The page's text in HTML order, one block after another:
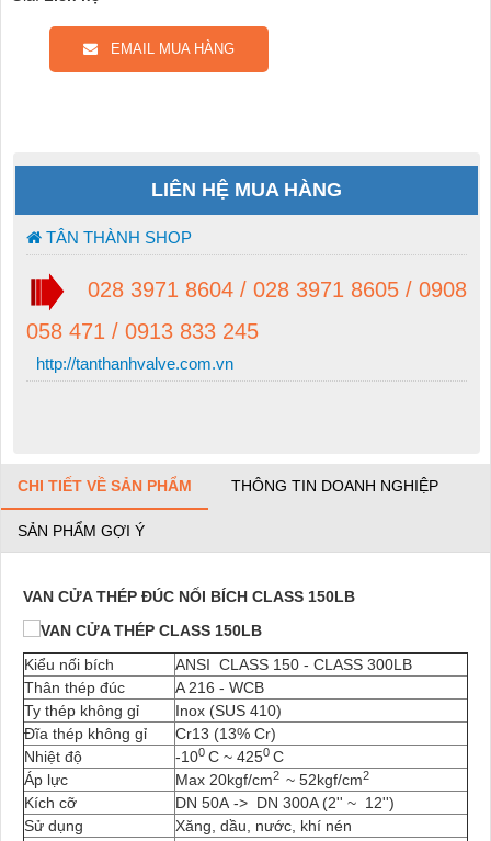
EMAIL MUA HÀNG
LIÊN HỆ MUA HÀNG
TÂN THÀNH SHOP
028 3971 8604 / 028 3971 8605 / 0908
058 471 / 0913 833 245
http://tanthanhvalve.com.vn
CHI TIẾT VỀ SẢN PHẨM THÔNG TIN DOANH NGHIỆP
SẢN PHẨM GỢI Ý
VAN CỬA THÉP ĐÚC NỐI BÍCH CLASS 150LB
Kiểu nối bích
ANSI CLASS 150 - CLASS 300LB
Thân thép đúc
A 216 - WCB
Ty thép không gỉ
Inox (SUS 410)
Đĩa thép không gỉ
Cr13 (13% Cr)
Nhiệt độ
-100 C ~ 4250 C
Áp lực
Max 20kgf/cm2 ~ 52kgf/cm2
Kích cỡ
DN 50A -> DN 300A (2'' ~ 12'')
Sử dụng
Xăng, dầu, nước, khí nén